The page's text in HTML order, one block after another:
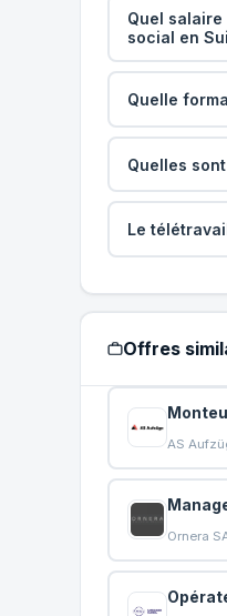
Quel
social en
Quelle
Quelles
Le
Offres
AS
Ornera